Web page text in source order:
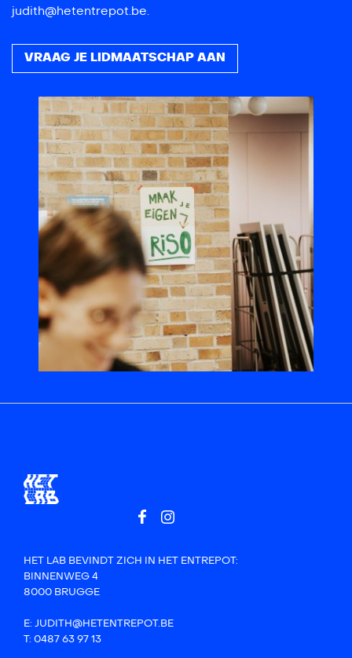
judith@hetentrepot.be.
VRAAG JE LIDMAATSCHAP AAN
HET LAB BEVINDT ZICH IN HET ENTREPOT:
BINNENWEG 4
8000 BRUGGE
E: JUDITH@HETENTREPOT.BE
T: 0487 63 97 13